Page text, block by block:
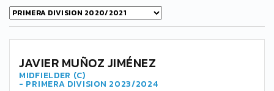
5
JAVIER MUÑOZ JIMÉNEZ
MIDFIELDER (C)
- PRIMERA DIVISION 2023/2024